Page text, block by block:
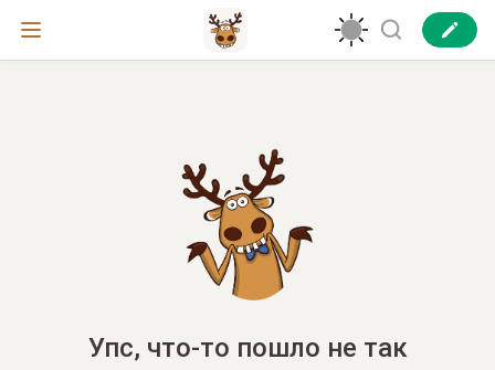
Упс, что-то пошло не так